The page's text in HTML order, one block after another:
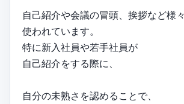
自己紹介や会議の冒頭、挨拶など様
使われています。
特に新入社員や若手社員が
自己紹介をする際に、
自分の未熟さを認めることで、